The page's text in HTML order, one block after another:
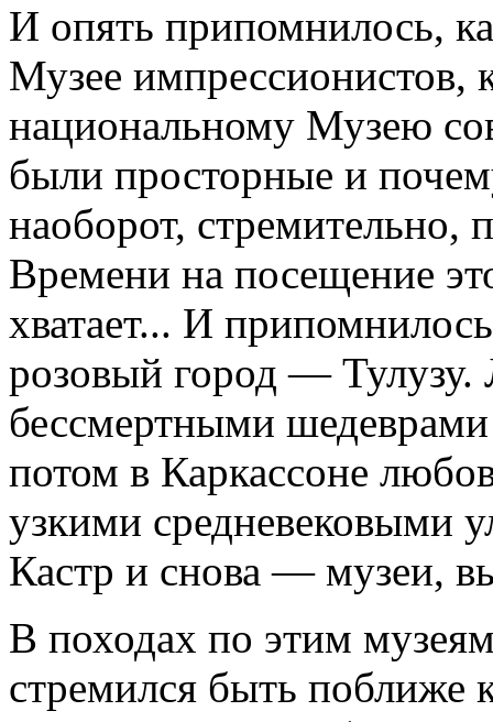
И опять припомнилось,
Музее импрессионистов,
национальному Музею
были просторные и
наоборот, стремительно,
Времени на посещение
хватает... И
розовый город — Тулузу.
бессмертными
потом в Каркассоне
узкими средневековыми
Кастр и снова — музеи,
В походах по этим
стремился быть